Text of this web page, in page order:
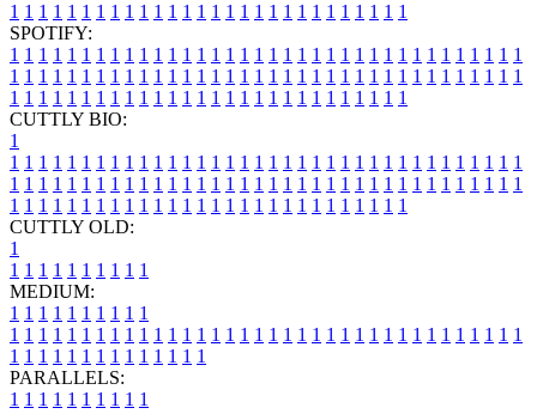
1 1 1 1 1 1 1 1 1 1 1 1 1 1 1 1 1 1 1 1 1 1 1 1 1 1 1 1
SPOTIFY:
1 1 1 1 1 1 1 1 1 1 1 1 1 1 1 1 1 1 1 1 1 1 1 1 1 1 1 1 1 1 1 1 1 1 1 1
1 1 1 1 1 1 1 1 1 1 1 1 1 1 1 1 1 1 1 1 1 1 1 1 1 1 1 1 1 1 1 1 1 1 1 1
1 1 1 1 1 1 1 1 1 1 1 1 1 1 1 1 1 1 1 1 1 1 1 1 1 1 1 1
CUTTLY BIO:
1
1 1 1 1 1 1 1 1 1 1 1 1 1 1 1 1 1 1 1 1 1 1 1 1 1 1 1 1 1 1 1 1 1 1 1 1
1 1 1 1 1 1 1 1 1 1 1 1 1 1 1 1 1 1 1 1 1 1 1 1 1 1 1 1 1 1 1 1 1 1 1 1
1 1 1 1 1 1 1 1 1 1 1 1 1 1 1 1 1 1 1 1 1 1 1 1 1 1 1 1
CUTTLY OLD:
1
1 1 1 1 1 1 1 1 1 1
MEDIUM:
1 1 1 1 1 1 1 1 1 1
1 1 1 1 1 1 1 1 1 1 1 1 1 1 1 1 1 1 1 1 1 1 1 1 1 1 1 1 1 1 1 1 1 1 1 1
1 1 1 1 1 1 1 1 1 1 1 1 1 1
PARALLELS:
1 1 1 1 1 1 1 1 1 1